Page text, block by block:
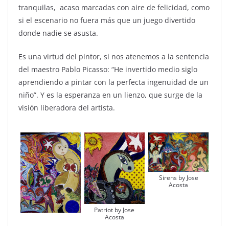
tranquilas, acaso marcadas con aire de felicidad, como
si el escenario no fuera más que un juego divertido
donde nadie se asusta.
Es una virtud del pintor, si nos atenemos a la sentencia
del maestro Pablo Picasso: “He invertido medio siglo
aprendiendo a pintar con la perfecta ingenuidad de un
niño”. Y es la esperanza en un lienzo, que surge de la
visión liberadora del artista.
Patriot by Jose
Acosta
Sirens by Jose
Acosta